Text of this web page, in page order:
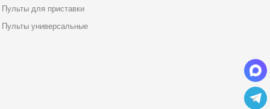
Пульты для приставки
Пульты универсальные